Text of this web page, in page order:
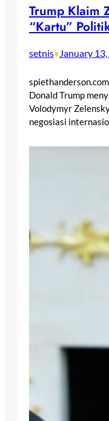
Trump Klaim
“Kartu”
setnis•January
Donald Trump
Volodymyr
negosiasi